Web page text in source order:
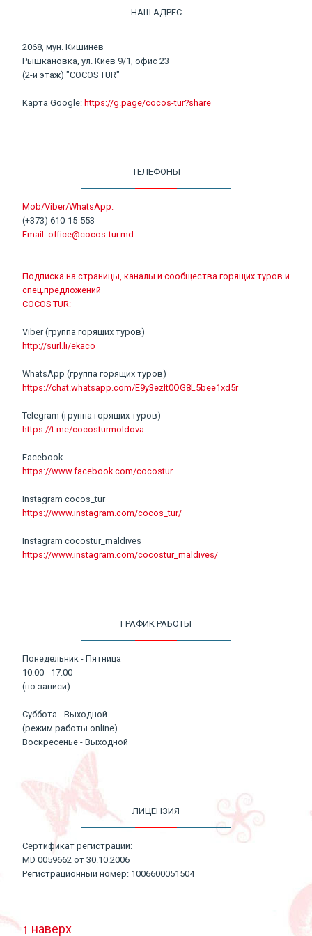
НАШ АДРЕС
2068, мун. Кишинев
Рышкановка, ул. Киев 9/1, офис 23
(2-й этаж) "COCOS TUR"
Карта Google: https://g.page/cocos-tur?share
ТЕЛЕФОНЫ
Mob/Viber/WhatsApp:
(+373) 610-15-553
Email: office@cocos-tur.md
Подписка на страницы, каналы и сообщества горящих туров и
спец.предложений
COCOS TUR:
Viber (группа горящих туров)
http://surl.li/ekaco
WhatsApp (группа горящих туров)
https://chat.whatsapp.com/E9y3ezlt0OG8L5bee1xd5r
Telegram (группа горящих туров)
https://t.me/cocosturmoldova
Facebook
https://www.facebook.com/cocostur
Instagram cocos_tur
https://www.instagram.com/cocos_tur/
Instagram cocostur_maldives
https://www.instagram.com/cocostur_maldives/
ГРАФИК РАБОТЫ
Понедельник - Пятница
10:00 - 17:00
(по записи)
Суббота - Выходной
(режим работы online)
Воскресенье - Выходной
ЛИЦЕНЗИЯ
Сертификат регистрации:
MD 0059662 от 30.10.2006
Регистрационный номер: 1006600051504
↑ наверх